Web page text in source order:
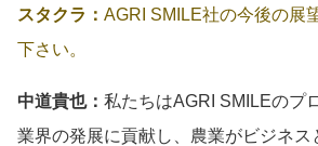
スタクラ： AGRI SMILE社の今後の展
下さい。
中道貴也： 私たちはAGRI SMILEのプ
業界の発展に貢献し、農業がビジネス